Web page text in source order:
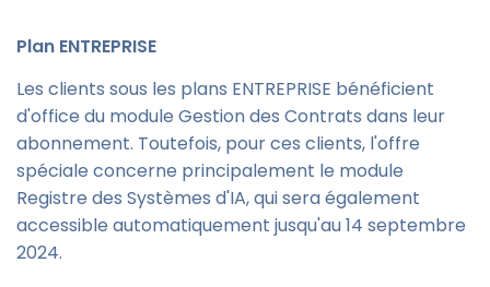
Plan ENTREPRISE
Les clients sous les plans ENTREPRISE bénéficient
d'office du module Gestion des Contrats dans leur
abonnement. Toutefois, pour ces clients, l'offre
spéciale concerne principalement le module
Registre des Systèmes d'IA, qui sera également
accessible automatiquement jusqu'au 14 septembre
2024.